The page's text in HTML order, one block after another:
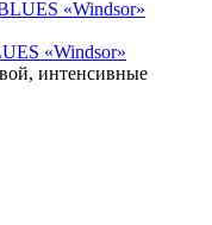
«Windsor»
интенсивные